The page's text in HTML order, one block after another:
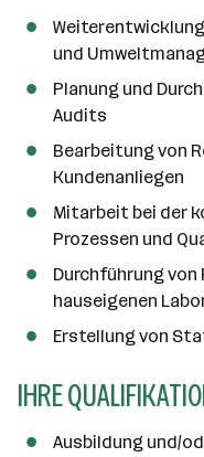
und
Planung und
Audits
Bearbeitung von
Kundenanliegen
Mitarbeit bei der
Prozessen und
Durchführung von
hauseigenen
Erstellung von
IHRE
Ausbildung und/